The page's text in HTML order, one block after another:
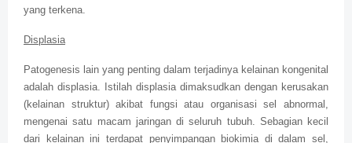
yang terkena.
Displasia
Patogenesis lain yang penting dalam terjadinya kelainan kongenital
adalah displasia. Istilah displasia dimaksudkan dengan kerusakan
(kelainan struktur) akibat fungsi atau organisasi sel abnormal,
mengenai satu macam jaringan di seluruh tubuh. Sebagian kecil
dari kelainan ini terdapat penyimpangan biokimia di dalam sel,